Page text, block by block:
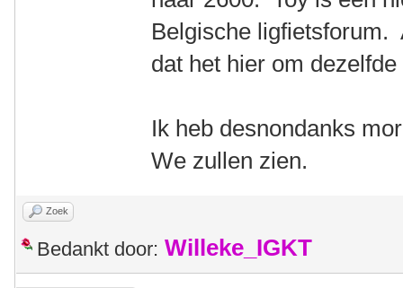
Belgische
dat het hier om
Ik heb desnondanks
We zullen zien.
Zoek
Bedankt door: Willeke_IGKT